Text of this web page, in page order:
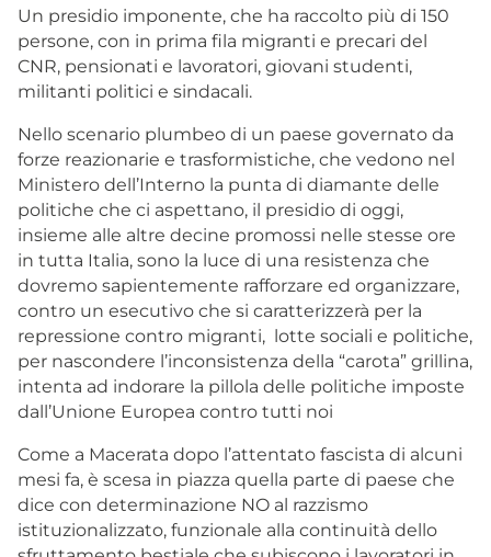
Un presidio imponente, che ha raccolto più di 150
persone, con in prima fila migranti e precari del
CNR, pensionati e lavoratori, giovani studenti,
militanti politici e sindacali.
Nello scenario plumbeo di un paese governato da
forze reazionarie e trasformistiche, che vedono nel
Ministero dell’Interno la punta di diamante delle
politiche che ci aspettano, il presidio di oggi,
insieme alle altre decine promossi nelle stesse ore
in tutta Italia, sono la luce di una resistenza che
dovremo sapientemente rafforzare ed organizzare,
contro un esecutivo che si caratterizzerà per la
repressione contro migranti, lotte sociali e politiche,
per nascondere l’inconsistenza della “carota” grillina,
intenta ad indorare la pillola delle politiche imposte
dall’Unione Europea contro tutti noi
Come a Macerata dopo l’attentato fascista di alcuni
mesi fa, è scesa in piazza quella parte di paese che
dice con determinazione NO al razzismo
istituzionalizzato, funzionale alla continuità dello